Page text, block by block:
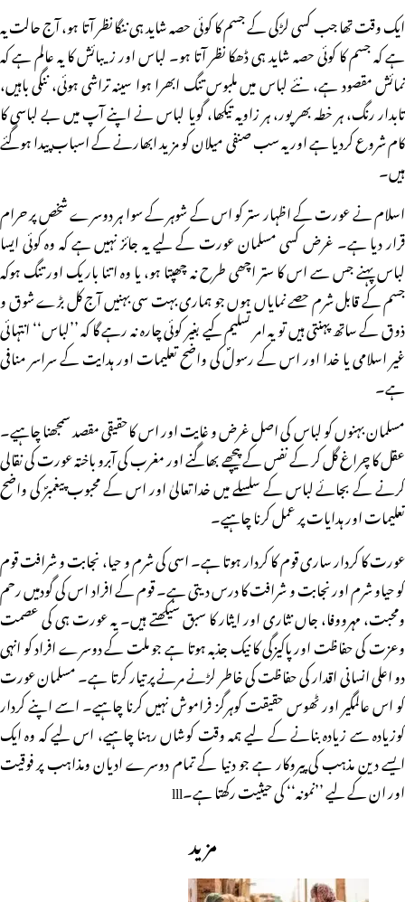
ایک وقت تھا جب کسی لڑکی کے جسم کا کوئی حصہ شاید ہی ننگا نظر آتا ہو، آج حالت یہ
ہے کہ جسم کا کوئی حصہ شاید ہی ڈھکا نظر آتا ہو۔ لباس اور زیبائش کا یہ عالم ہے کہ
نمائش مقصود ہے، نئے لباس میں ملبوس تنگ ابھرا ہوا سینہ تراشی ہوئی، ننگی باہیں،
تابدار رنگ، ہر خطہ بھرپور، ہر زاویہ تیکھا، گویا لباس نے اپنے آپ میں بے لباسی کا
کام شروع کردیا ہے اور یہ سب صنفی میلان کو مزید ابھارنے کے اسباب پیدا ہوگئے
ہیں۔
اسلام نے عورت کے اظہار ستر کو اس کے شوہر کے سوا ہر دوسرے شخص پر حرام
قرار دیا ہے۔ غرض کسی مسلمان عورت کے لیے یہ جائز نہیں ہے کہ وہ کوئی ایسا
لباس پہنے جس سے اس کا ستر اچھی طرح نہ چھپتا ہو، یا وہ اتنا باریک اور تنگ ہوکہ
جسم کے قابل شرم حصے نمایاں ہوں جو ہماری بہت سی بہنیں آج کل بڑے شوق و
ذوق کے ساتھ پہنتی ہیں تو یہ امر تسلیم کیے بغیر کوئی چارہ نہ رہے گا کہ ’’لباس‘‘ انتہائی
غیر اسلامی یا خدا اور اس کے رسولؐ کی واضح تعلیمات اور ہدایت کے سراسر منافی
ہے۔
مسلمان بہنوں کو لباس کی اصل غرض و غایت اور اس کاحقیقی مقصد سمجھنا چاہیے۔
عقل کا چراغ گل کر کے نفس کے پیچھے بھاگنے اور مغرب کی آبرو باختہ عورت کی نقالی
کرنے کے بجائے لباس کے سلسلے میں خدا تعالیٰ اور اس کے محبوب پیغمبرؐ کی واضح
تعلیمات اور ہدایات پر عمل کرنا چاہیے۔
عورت کا کردار ساری قوم کا کردار ہوتا ہے۔ اسی کی شرم و حیا، نجابت و شرافت قوم
کو حیاو شرم اورنجابت و شرافت کا درس دیتی ہے۔ قوم کے افراد اس کی گودمیں رحم
ومحبت، مہرووفا، جاں نثاری اور ایثار کا سبق سیکھتے ہیں۔ یہ عورت ہی کی عصمت
وعزت کی حفاظت اور پاکیزگی کا نیک جذبہ ہوتا ہے جو ملت کے دوسرے افراد کو انہی
دو اعلی انسانی اقدار کی حفاظت کی خاطر لڑنے مرنے پر تیار کرتا ہے۔ مسلمان عورت
کو اس عالمگیر اور ٹھوس حقیقت کوہرگز فراموش نہیں کرنا چاہیے۔ اسے اپنے کردار
کوزیادہ سے زیادہ بنانے کے لیے ہمہ وقت کوشاں رہنا چاہیے، اس لیے کہ وہ ایک
ایسے دین مذہب کی پیروکار ہے جو دنیا کے تمام دوسرے ادیان ومذاہب پر فوقیت
اور ان کے لیے ’’نمونہ‘‘ کی حیثیت رکھتا ہے۔lll
مزید